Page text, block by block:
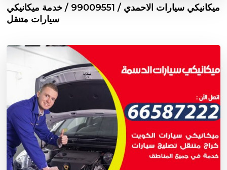
ميكانيكي سيارات الاحمدي / 99009551‬ / خدمة ميكانيكي
سيارات متنقل